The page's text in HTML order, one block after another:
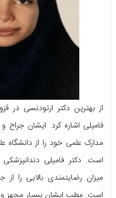
از بهترین دکتر ارتودنسی در
فامیلی اشاره کرد. ایشان
مدارک علمی خود را از دانشگاه
است. دکتر فامیلی
میزان رضایتمندی بالایی را